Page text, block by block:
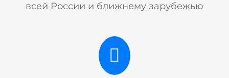
всей России и ближнему зарубежью